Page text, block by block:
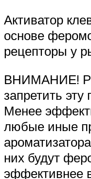
Активатор
основе
рецепторы у
ВНИМАНИЕ!
запретить эту
Менее
любые иные
них будут
эффективнее